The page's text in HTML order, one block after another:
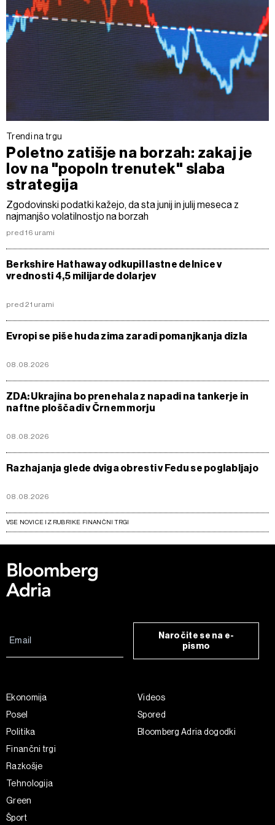
Trendi na trgu
Poletno zatišje na borzah: zakaj je
lov na "popoln trenutek" slaba
strategija
Zgodovinski podatki kažejo, da sta junij in julij meseca z
najmanjšo volatilnostjo na borzah
pred 16 urami
Berkshire Hathaway odkupil lastne delnice v
vrednosti 4,5 milijarde dolarjev
pred 21 urami
Evropi se piše huda zima zaradi pomanjkanja dizla
08.08.2026
ZDA: Ukrajina bo prenehala z napadi na tankerje in
naftne ploščadi v Črnem morju
08.08.2026
Razhajanja glede dviga obresti v Fedu se poglabljajo
08.08.2026
VSE NOVICE IZ RUBRIKE FINANČNI TRGI
Naročite se na e-
pismo
Ekonomija
Posel
Politika
Finančni trgi
Razkošje
Tehnologija
Green
Šport
Videos
Spored
Bloomberg Adria dogodki